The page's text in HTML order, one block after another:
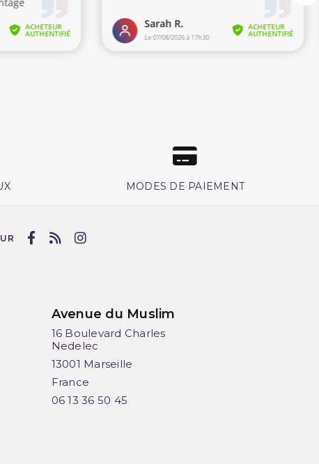
MODES DE PAIEMENT
Avenue du Muslim
16 Boulevard Charles
Nedelec
13001 Marseille
France
06 13 36 50 45